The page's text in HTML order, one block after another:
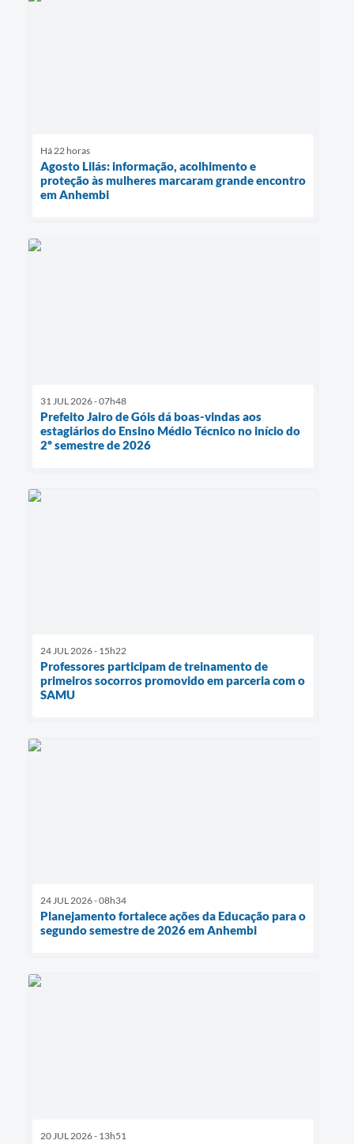
Há 22 horas
Agosto Lilás: informação, acolhimento e
proteção às mulheres marcaram grande encontro
em Anhembi
31 JUL 2026 - 07h48
Prefeito Jairo de Góis dá boas-vindas aos
estagiários do Ensino Médio Técnico no início do
2º semestre de 2026
24 JUL 2026 - 15h22
Professores participam de treinamento de
primeiros socorros promovido em parceria com o
SAMU
24 JUL 2026 - 08h34
Planejamento fortalece ações da Educação para o
segundo semestre de 2026 em Anhembi
20 JUL 2026 - 13h51